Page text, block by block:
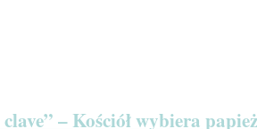
– Kościół wybiera